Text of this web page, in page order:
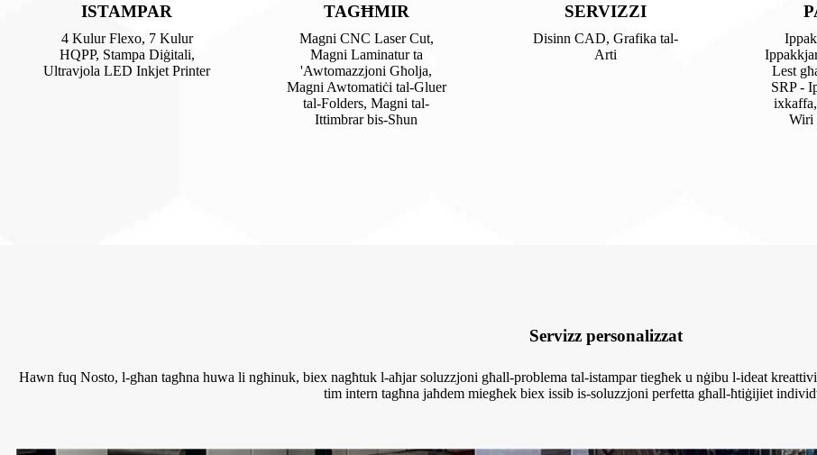
ISTAMPAR
4 Kulur Flexo, 7 Kulur
HQPP, Stampa Diġitali,
Ultravjola LED Inkjet Printer
TAGĦMIR
Magni CNC Laser Cut,
Magni Laminatur ta
'Awtomazzjoni Għolja,
Magni Awtomatiċi tal-Gluer
tal-Folders, Magni tal-
Ittimbrar bis-Sħun
SERVIZZI
Disinn CAD, Grafika tal-
Arti
Lest
SRP -
Wiri
Servizz personalizzat
Hawn fuq Nosto, l-għan tagħna huwa li ngħinuk, biex nagħtuk l-aħjar soluzzjoni għall-problema tal-istampar tiegħek u nġibu l-ideat
tim intern tagħna jaħdem miegħek biex issib is-soluzzjoni perfetta għall-ħtiġijiet